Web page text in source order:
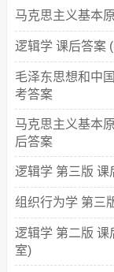
马克思主义基本
逻辑学 课后答案
毛泽东思想和中
考答案
马克思主义基本
后答案
逻辑学 第三版 课
组织行为学 第三
逻辑学 第二版 课
室)